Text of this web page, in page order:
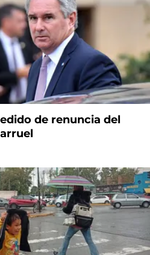
de renuncia del